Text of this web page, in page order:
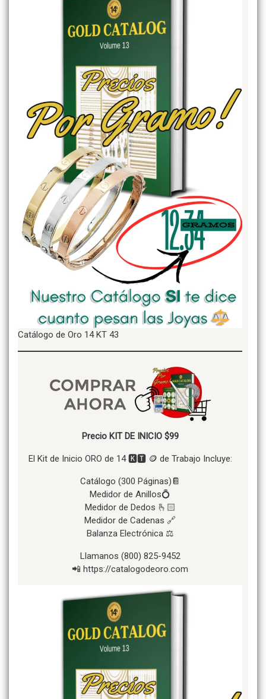
Catálogo de Oro 14 KT 43
Precio KIT DE INICIO $99
El Kit de Inicio ORO de 14 🅺🆃 🪙 de Trabajo Incluye:
Catálogo (300 Páginas)📔
Medidor de Anillos💍
Medidor de Dedos 🫰🏻
Medidor de Cadenas 🔗
Balanza Electrónica ⚖️
Llamanos (800) 825-9452
📲 https://catalogodeoro.com